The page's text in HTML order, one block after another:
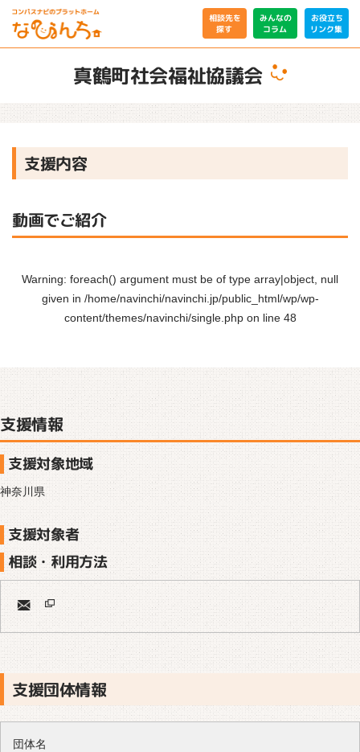
相談先を
探す
みんなの
コラム
お役立ち
リンク集
真鶴町社会福祉協議会
支援内容
動画でご紹介
Warning: foreach() argument must be of type array|object, null
given in /home/navinchi/navinchi.jp/public_html/wp/wp-
content/themes/navinchi/single.phpon line 48
支援情報
支援対象地域
神奈川県
支援対象者
相談・利用方法
支援団体情報
団体名